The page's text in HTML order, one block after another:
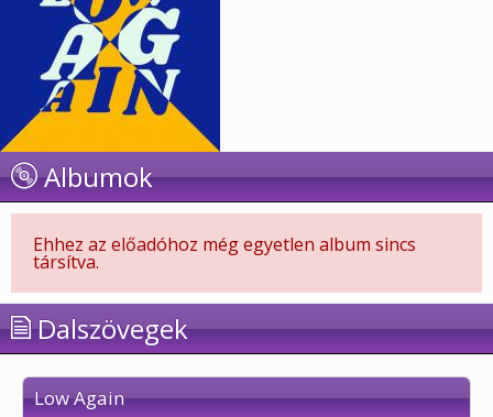
Albumok
Ehhez az előadóhoz még egyetlen album sincs
társítva.
Dalszövegek
Low Again